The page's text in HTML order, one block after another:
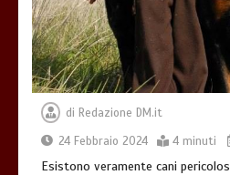
di Redazione DM.it
24 Febbraio 2024
4 minuti
Esistono veramente cani